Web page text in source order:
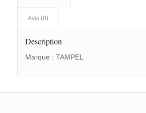
Avis (0)
Description
Marque : TAMPEL